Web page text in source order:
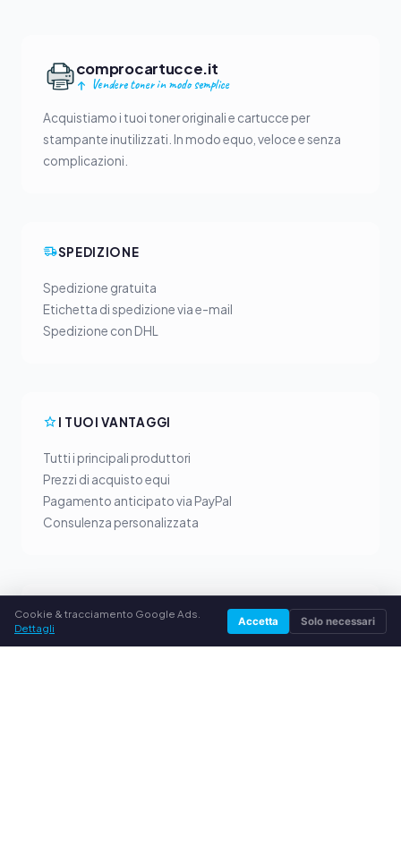
comprocartucce.it
Vendere toner in modo semplice
Acquistiamo i tuoi toner originali e cartucce per
stampante inutilizzati. In modo equo, veloce e senza
complicazioni.
SPEDIZIONE
Spedizione gratuita
Etichetta di spedizione via e-mail
Spedizione con DHL
I TUOI VANTAGGI
Tutti i principali produttori
Prezzi di acquisto equi
Pagamento anticipato via PayPal
Consulenza personalizzata
SERVIZIO
Chi siamo
Cookie & tracciamento Google Ads.
Dettagli
Accetta Solo necessari